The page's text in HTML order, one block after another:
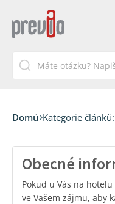
Domů Kategorie článků:
Obecné
Pokud u Vás na
ve Vašem zájmu, aby